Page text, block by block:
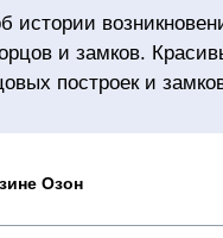
истории
и замков.
построек и
Озон